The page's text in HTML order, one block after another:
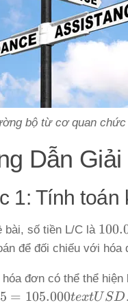
bộ từ cơ quan chức
Dẫn Giải
1: Tính toán
bài, số tiền L/C là
để đối chiếu với hóa
đơn có thể thể hiện
= 105.000textUS D.